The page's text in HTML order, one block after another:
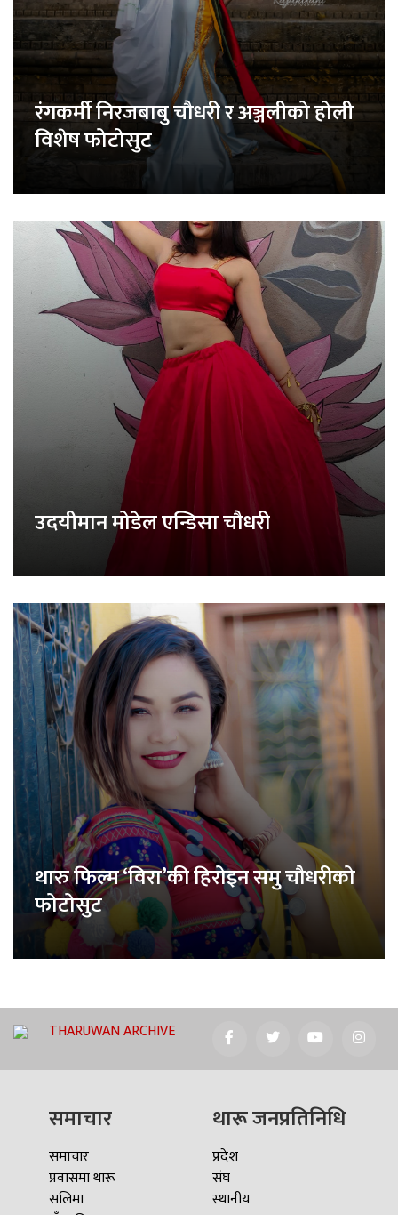
रंगकर्मी निरजबाबु चौधरी र अञ्जलीको होली
विशेष फोटोसुट
उदयीमान मोडेल एन्डिसा चौधरी
थारु फिल्म ‘विरा’की हिरोइन समु चौधरीको
फोटोसुट
THARUWAN ARCHIVE
समाचार
समाचार
प्रवासमा थारू
सलिमा
थारू जनप्रतिनिधि
प्रदेश
संघ
स्थानीय